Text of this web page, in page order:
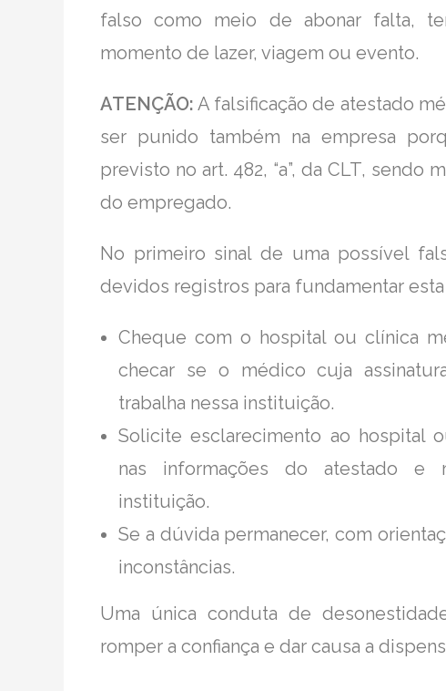
falso como meio de abonar falta,
momento de lazer, viagem ou evento.
ATENÇÃO: A falsificação de atestado
ser punido também na empresa
previsto no art. 482, “a”, da CLT, sendo
do empregado.
No primeiro sinal de uma possível
devidos registros para fundamentar
Cheque com o hospital ou clínica
checar se o médico cuja
trabalha nessa instituição.
Solicite esclarecimento ao hospital
nas informações do atestado e
instituição.
Se a dúvida permanecer, com
inconstâncias.
Uma única conduta de
romper a confiança e dar causa a